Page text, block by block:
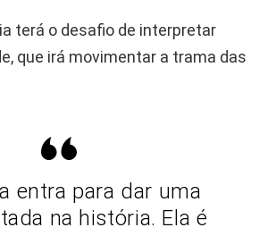
terá o desafio de interpretar
que irá movimentar a trama das
entra para dar uma
na história. Ela é